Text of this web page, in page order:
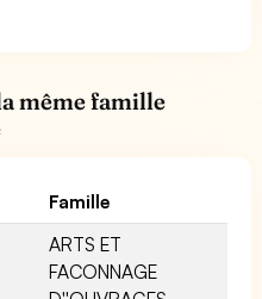
même famille
Famille
ARTS ET
FACONNAGE